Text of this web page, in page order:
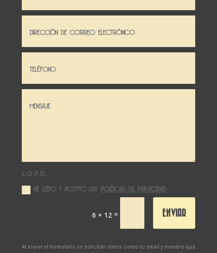
L.O.P.D.
HE LEIDO Y ACEPTO LASPOLÍTICAS DE PRIVACIDAD
6 + 12 = ENVIAR
Al enviar el formulario se solicitan datos como tu email y nombre que